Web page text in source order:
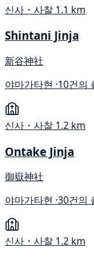
신사・사찰 1.1 km
Shintani Jinja
新谷神社
야마가타현 ·10건의
신사・사찰 1.2 km
Ontake Jinja
御嶽神社
야마가타현 ·30건의
신사・사찰 1.2 km